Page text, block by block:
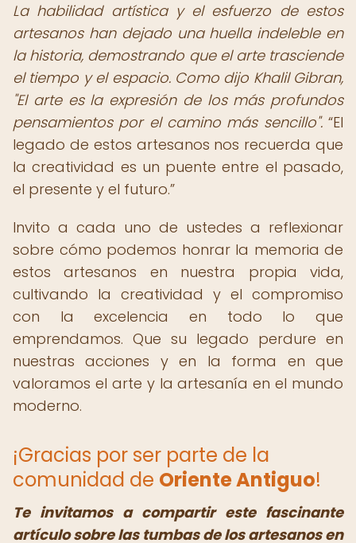
La habilidad artística y el esfuerzo de estos
artesanos han dejado una huella indeleble en
la historia, demostrando que el arte trasciende
el tiempo y el espacio. Como dijo Khalil Gibran,
"El arte es la expresión de los más profundos
pensamientos por el camino más sencillo". El
legado de estos artesanos nos recuerda que
la creatividad es un puente entre el pasado,
el presente y el futuro.
Invito a cada uno de ustedes a reflexionar
sobre cómo podemos honrar la memoria de
estos artesanos en nuestra propia vida,
cultivando la creatividad y el compromiso
con la excelencia en todo lo que
emprendamos. Que su legado perdure en
nuestras acciones y en la forma en que
valoramos el arte y la artesanía en el mundo
moderno.
¡Gracias por ser parte de la
comunidad de Oriente Antiguo!
Te invitamos a compartir este fascinante
artículo sobre las tumbas de los artesanos en